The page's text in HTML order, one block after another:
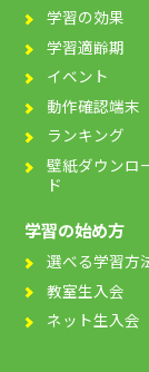
学習の効果
学習適齢期
イベント
動作確認端末
ランキング
壁紙ダウンロ
ド
学習の始め方
選べる学習方
教室生入会
ネット生入会